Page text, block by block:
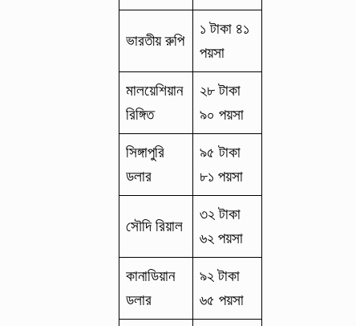
ভারতীয় রুপি
১ টাকা ৪১
পয়সা
মালয়েশিয়ান
রিঙ্গিত
২৮ টাকা
৯০ পয়সা
সিঙ্গাপুরি
ডলার
৯৫ টাকা
৮১ পয়সা
সৌদি রিয়াল
৩২ টাকা
৬২ পয়সা
কানাডিয়ান
ডলার
৯২ টাকা
৬৫ পয়সা